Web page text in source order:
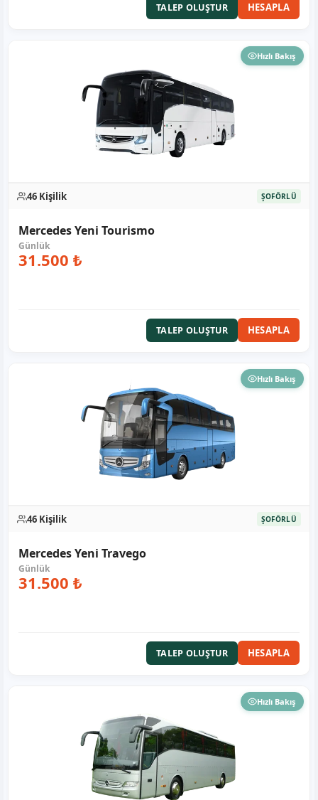
TALEP OLUŞTUR HESAPLA
Hızlı Bakış
46 Kişilik ŞOFÖRLÜ
Mercedes Yeni Tourismo
31.500 ₺
TALEP OLUŞTUR HESAPLA
Hızlı Bakış
46 Kişilik ŞOFÖRLÜ
Mercedes Yeni Travego
31.500 ₺
TALEP OLUŞTUR HESAPLA
Hızlı Bakış